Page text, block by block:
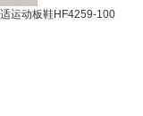
运动板鞋HF4259-100